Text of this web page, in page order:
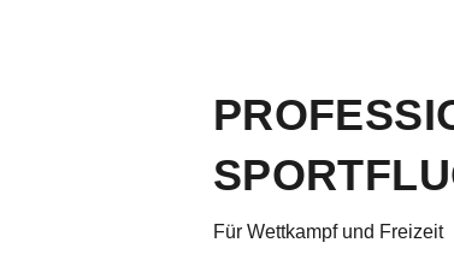
Für Wettkampf und Freizeit